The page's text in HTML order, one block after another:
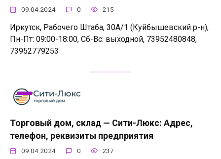
09.04.2024 0 215
Иркутск, Рабочего Штаба, 30А/1 (Куйбышевский р-н),
Пн-Пт: 09:00-18:00, Сб-Вс: выходной, 73952480848,
73952779253
Торговый дом, cклад — Сити-Люкс: Адрес,
телефон, реквизиты предприятия
09.04.2024 0 237